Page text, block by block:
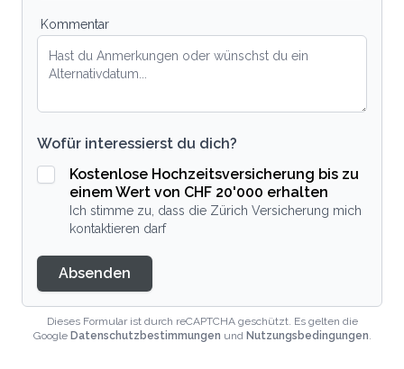
Kommentar
Wofür interessierst du dich?
Kostenlose Hochzeitsversicherung bis zu
einem Wert von CHF 20'000 erhalten
Ich stimme zu, dass die Zürich Versicherung mich
kontaktieren darf
Absenden
Dieses Formular ist durch reCAPTCHA geschützt. Es gelten die
Google Datenschutzbestimmungen und Nutzungsbedingungen.